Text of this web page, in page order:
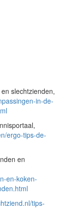
slechtzienden,
in-de-
ergo-tips-de-
en
en-koken-
tips-